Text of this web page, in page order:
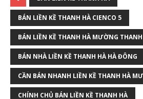
BÁN LIỀN KỀ THANH HÀ CIENCO 5
BÁN LIỀN KỀ THANH HÀ MƯỜNG THANH
BÁN NHÀ LIỀN KỀ THANH HÀ HÀ ĐÔNG
CẦN BÁN NHANH LIỀN KỀ THANH HÀ
CHÍNH CHỦ BÁN LIỀN KỀ THANH HÀ